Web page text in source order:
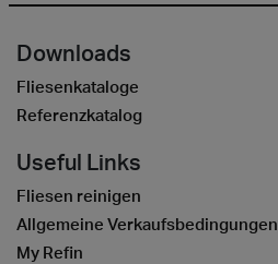
Downloads
Fliesenkataloge
Referenzkatalog
Useful Links
Fliesen reinigen
Allgemeine Verkaufsbedingungen
My Refin